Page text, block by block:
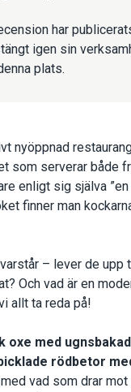
har
igen sin
plats.
nyöppnad
som serverar både
enligt sig själva
finner man
– lever de upp
Och vad är en
allt ta reda på!
oxe med
rödbetor
vad som drar